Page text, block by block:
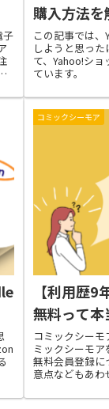
子
購入方法を
この記事では
しようと思っ
て、Yahoo!シ
ています。
コミックシーモア
【利用歴
無料って本
コミックシー
ミックシーモ
無料会員登録に
意点などもあわ